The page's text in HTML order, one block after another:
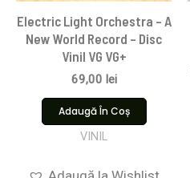
Electric Light Orchestra – A
New World Record – Disc
Vinil VG VG+
69,00 lei
Adaugă În Coș
VINIL